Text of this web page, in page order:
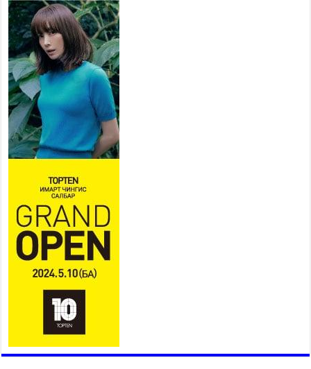
Наадмын амралтын өдрүүдэд
нийслэлийн эрүүл мэндийн
байгууллагууд дараах
хуваарийн дагуу ажиллана
2026 оны 7 сар 15 / 11 цаг 18 минут
Үндэсний их баяр наадам эхэллээ
2026 оны 7 сар 15 / 11 цаг 14 минут
Үер усны аюулаас сэргийлж, нийслэлийн Онцгой
байдлын газрын 162 алба хаагч үүрэг гүйцэтгэж
байна
2026 оны 7 сар 15 / 11 цаг 07 минут
Үндэсний их сурын харваанд 850 харваач цэц
мэргэнээ сорьж байна
2026 оны 7 сар 15 / 11 цаг 03 минут
Төв цэнгэлдэхийн эргэн тойронд
2026 оны 7 сар 15 / 10 цаг 58 минут
Үндэсний их баяр наадмын шагайн харваа
насанд хүрэгчдийн багийн харваагаар
үргэлжилж байна
2026 оны 7 сар 15 / 10 цаг 52 минут
Үндэсний их баяр наадмын хүчит бөхийн
барилдаан эхэллээ
2026 оны 7 сар 15 / 10 цаг 46 минут